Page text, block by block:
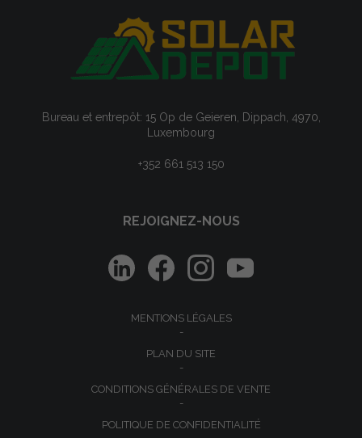
Bureau et entrepôt: 15 Op de Geieren, Dippach, 4970,
REJOIGNEZ-NOUS